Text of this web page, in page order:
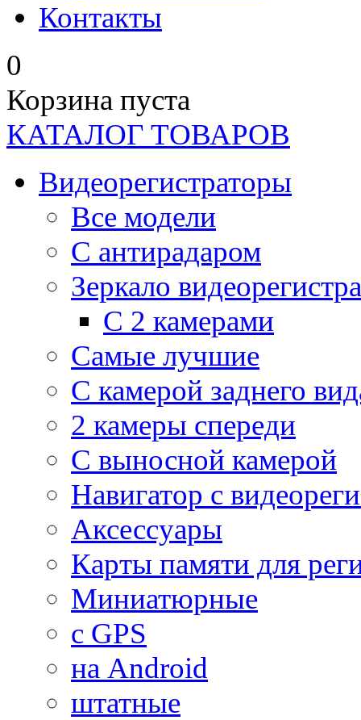
Контакты
0
Корзина пуста
КАТАЛОГ ТОВАРОВ
Видеорегистраторы
Все модели
C антирадаром
Зеркало
С 2 камерами
Самые лучшие
С камерой заднего
2 камеры спереди
С выносной камерой
Навигатор с
Аксессуары
Карты памяти для
Миниатюрные
с GPS
на Android
штатные